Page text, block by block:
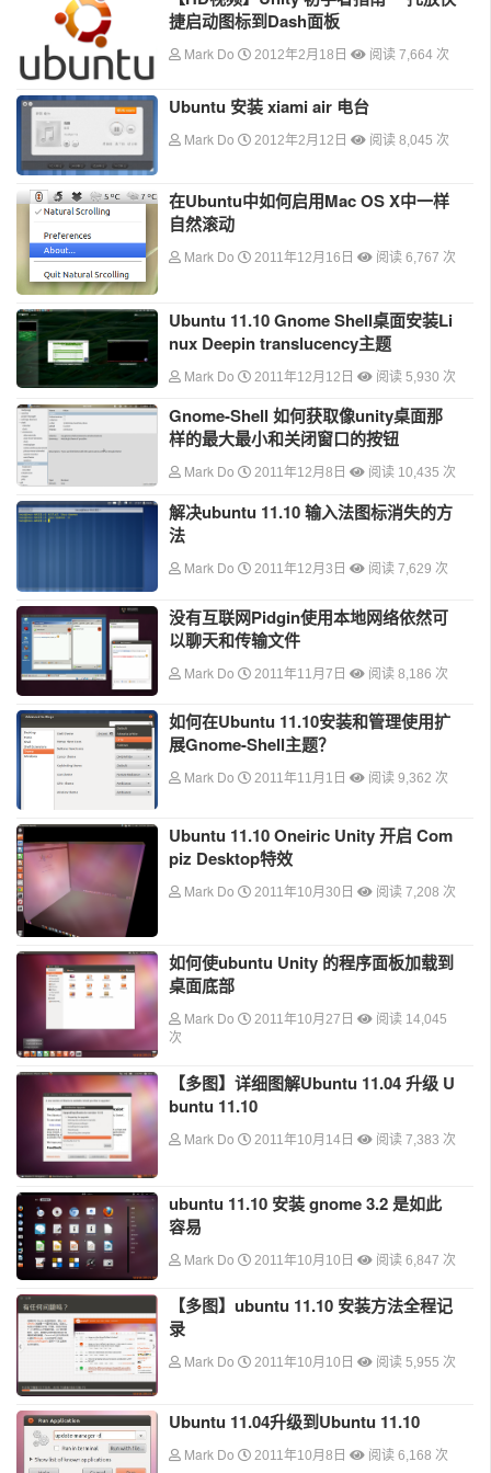
捷启动图标到Dash面板
Mark Do 2012年2月18日 阅读 7,664 次
Ubuntu 安装 xiami air 电台
Mark Do 2012年2月12日 阅读 8,045 次
在Ubuntu中如何启用Mac OS X中一样
自然滚动
Mark Do 2011年12月16日 阅读 6,767 次
Ubuntu 11.10 Gnome Shell桌面安装Li
nux Deepin translucency主题
Mark Do 2011年12月12日 阅读 5,930 次
Gnome-Shell 如何获取像unity桌面那
样的最大最小和关闭窗口的按钮
Mark Do 2011年12月8日 阅读 10,435 次
解决ubuntu 11.10 输入法图标消失的方
法
Mark Do 2011年12月3日 阅读 7,629 次
没有互联网Pidgin使用本地网络依然可
以聊天和传输文件
Mark Do 2011年11月7日 阅读 8,186 次
如何在Ubuntu 11.10安装和管理使用扩
展Gnome-Shell主题？
Mark Do 2011年11月1日 阅读 9,362 次
Ubuntu 11.10 Oneiric Unity 开启 Com
piz Desktop特效
Mark Do 2011年10月30日 阅读 7,208 次
如何使ubuntu Unity 的程序面板加载到
桌面底部
Mark Do 2011年10月27日
阅读 14,045
次
【多图】详细图解Ubuntu 11.04 升级 U
buntu 11.10
Mark Do 2011年10月14日 阅读 7,383 次
ubuntu 11.10 安装 gnome 3.2 是如此
容易
Mark Do 2011年10月10日 阅读 6,847 次
【多图】ubuntu 11.10 安装方法全程记
录
Mark Do 2011年10月10日 阅读 5,955 次
Ubuntu 11.04升级到Ubuntu 11.10
Mark Do 2011年10月8日 阅读 6,168 次